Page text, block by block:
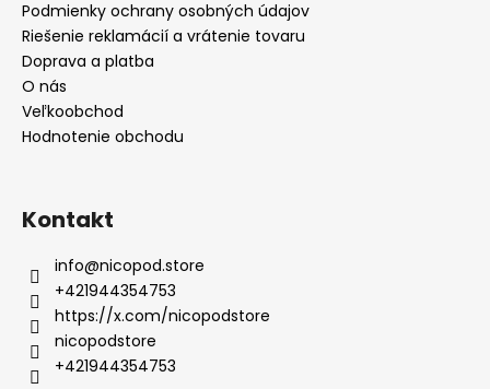
Podmienky ochrany osobných údajov
Riešenie reklamácií a vrátenie tovaru
Doprava a platba
O nás
Veľkoobchod
Hodnotenie obchodu
Kontakt
info@nicopod.store
+421944354753
https://x.com/nicopodstore
nicopodstore
+421944354753